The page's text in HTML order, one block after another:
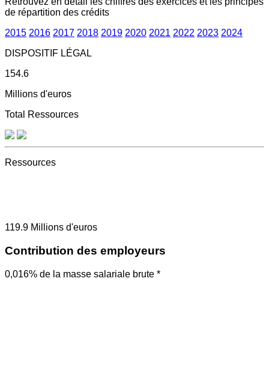
de répartition des crédits
2015 2016 2017 2018 2019 2020 2021 2022 2023 2024
DISPOSITIF LÉGAL
154.6
Millions d'euros
Total Ressources
Ressources
119.9 Millions d'euros
Contribution des employeurs
0,016% de la masse salariale brute *